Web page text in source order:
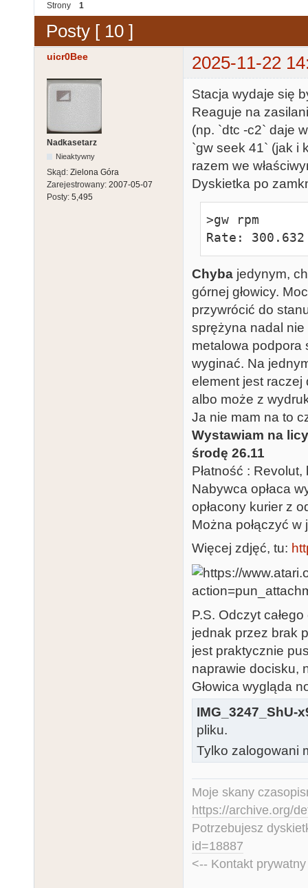
Strony 1
Posty [ 10 ]
uicr0Bee 2025-11-22
Nadkasetarz
Nieaktywny
Skąd: Zielona Góra
Zarejestrowany: 2007-05-07
Posty: 5,495
Stacja wydaje się
Reaguje na
(np. `dtc -c2` daje
`gw seek 41` (jak i
razem we
Dyskietka po
>gw rpm
Rate:
Chyba jedynym,
górnej głowicy.
przywrócić do
sprężyna nadal nie
metalowa podpora
wyginać. Na
element jest
albo może z
Ja nie mam na to
Wystawiam na
środę 26.11
Płatność :
Nabywca opłaca
opłacony kurier z
Można połączyć
Więcej zdjęć, tu:
P.S. Odczyt
jednak przez brak
jest praktycznie
naprawie docisku,
Głowica wygląda
IMG_3247_ShU-
pliku.
Tylko zalogowani
Moje skany
https://archive.org/
Potrzebujesz
id=18887
<-- Kontakt